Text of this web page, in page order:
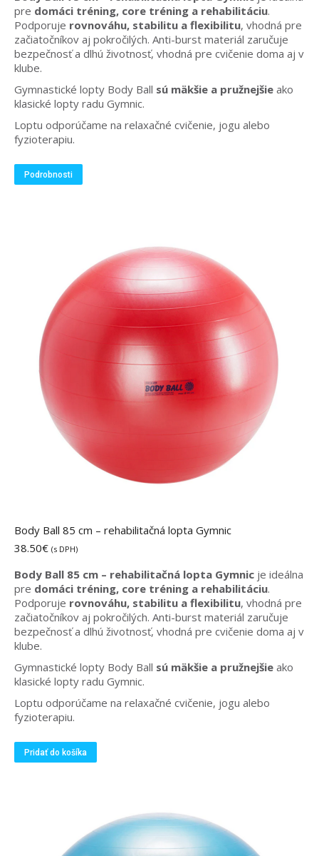
pre domáci tréning, core tréning a rehabilitáciu.
Podporuje rovnováhu, stabilitu a flexibilitu, vhodná pre
začiatočníkov aj pokročilých. Anti-burst materiál zaručuje
bezpečnosť a dlhú životnosť, vhodná pre cvičenie doma aj v
klube.
Gymnastické lopty Body Ball sú mäkšie a pružnejšie ako
klasické lopty radu Gymnic.
Loptu odporúčame na relaxačné cvičenie, jogu alebo
fyzioterapiu.
Podrobnosti
Body Ball 85 cm – rehabilitačná lopta Gymnic
38.50€ (s DPH)
Body Ball 85 cm – rehabilitačná lopta Gymnic je ideálna
pre domáci tréning, core tréning a rehabilitáciu.
Podporuje rovnováhu, stabilitu a flexibilitu, vhodná pre
začiatočníkov aj pokročilých. Anti-burst materiál zaručuje
bezpečnosť a dlhú životnosť, vhodná pre cvičenie doma aj v
klube.
Gymnastické lopty Body Ball sú mäkšie a pružnejšie ako
klasické lopty radu Gymnic.
Loptu odporúčame na relaxačné cvičenie, jogu alebo
fyzioterapiu.
Pridať do košíka